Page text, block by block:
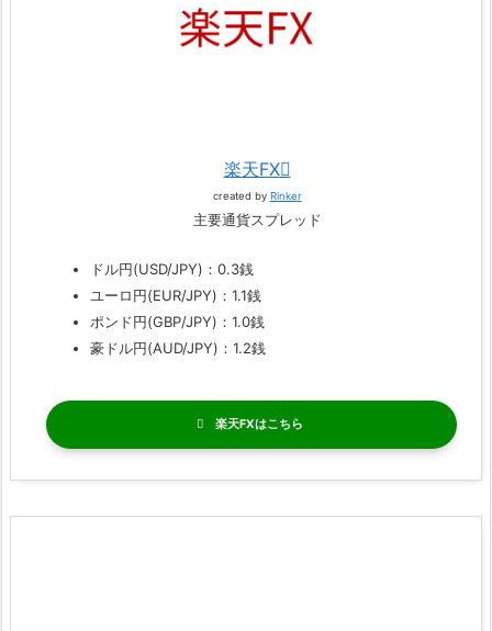
楽天FX
created by Rinker
主要通貨スプレッド
ドル円(USD/JPY)：0.3銭
ユーロ円(EUR/JPY)：1.1銭
ポンド円(GBP/JPY)：1.0銭
豪ドル円(AUD/JPY)：1.2銭
楽天FX